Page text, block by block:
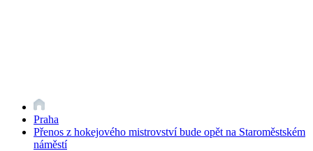
Praha
Přenos z hokejového mistrovství bude opět na Staroměstském
náměstí